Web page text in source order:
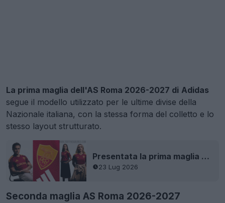
La prima maglia dell'AS Roma 2026-2027 di Adidas
segue il modello utilizzato per le ultime divise della
Nazionale italiana, con la stessa forma del colletto e lo
stesso layout strutturato.
Presentata la prima maglia dell’AS Roma 26-27
23 Lug 2026
Seconda maglia AS Roma 2026-2027